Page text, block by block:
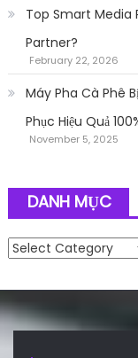
Top Smart Media
Partner?
February 22, 2026
Máy Pha Cà Phê
Phục Hiệu Quả
November 5, 2025
DANH MỤC
Danh mục